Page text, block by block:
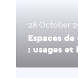
28 October
Espaces
: usages et